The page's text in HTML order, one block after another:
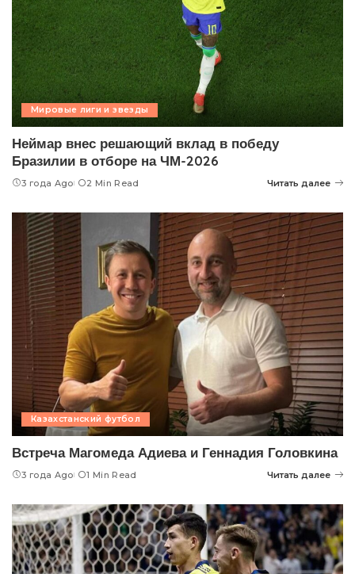
Мировые лиги и звезды
Неймар внес решающий вклад в победу
Бразилии в отборе на ЧМ-2026
3 года Ago 2 Min Read Читать далее
Казахстанский футбол
Встреча Магомеда Адиева и Геннадия Головкина
3 года Ago 1 Min Read Читать далее